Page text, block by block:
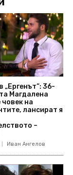
„Ергенът“: 36-
Магдалена
на
лансират я
–
Иван Ангелов